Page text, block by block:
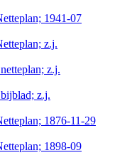
1941-07
z.j.
z.j.
z.j.
1876-11-29
1898-09